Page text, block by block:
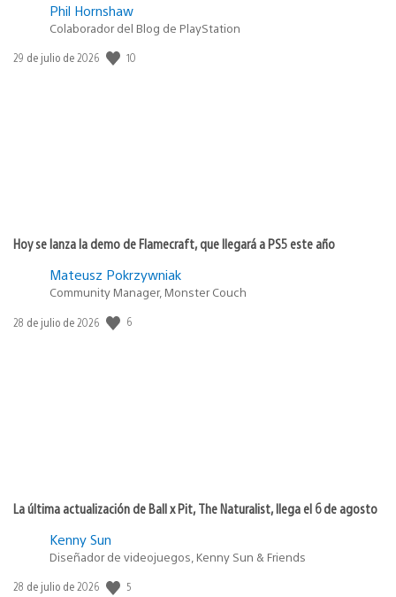
Phil Hornshaw
Colaborador del Blog de PlayStation
Fecha
29 de julio de 2026 10
Hoy se lanza la demo de Flamecraft, que llegará a PS5 este año
Mateusz Pokrzywniak
Community Manager, Monster Couch
Fecha
28 de julio de 2026 6
La última actualización de Ball x Pit, The Naturalist, llega el 6 de agosto
Kenny Sun
Diseñador de videojuegos, Kenny Sun & Friends
Fecha
28 de julio de 2026 5